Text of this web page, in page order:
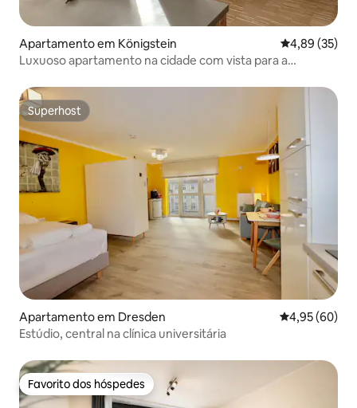
Apartamento em Königstein Classificação
4,89 (35)
Luxuoso apartamento na cidade com vista para a
Superhost
Superhost
Apartamento em Dresden Classificação
4,95 (60)
Estúdio, central na clínica universitária
Favorito dos hóspedes
Favorito dos hóspedes